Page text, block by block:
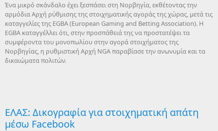
Ένα μικρό σκάνδαλο έχει ξεσπάσει στη Νορβηγία, εκθέτοντας την
αρμόδια Αρχή ρύθμισης της στοιχηματικής αγοράς της χώρας, μετά τις
καταγγελίες της EGBA (European Gaming and Betting Association). H
EGBA καταγγέλλει ότι, στην προσπάθειά της να προστατέψει τα
συμφέροντα του μονοπωλίου στην αγορά στοιχήματος της
Νορβηγίας, η ρυθμιστική Αρχή NGA παραβίασε την ανωνυμία και τα
δικαιώματα πολιτών.
ΕΛΑΣ: Δικογραφία για στοιχηματική απάτη
μέσω Facebook